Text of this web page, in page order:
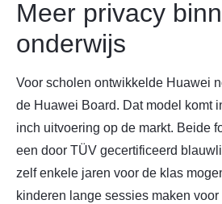
Meer privacy
onderwijs
Voor scholen ontwikkelde Huawei
de Huawei Board. Dat model komt
inch uitvoering op de markt. Beide
een door TÜV gecertificeerd
zelf enkele jaren voor de klas
kinderen lange sessies maken voor